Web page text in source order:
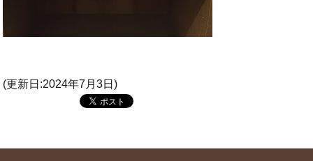
(更新日:2024年7月3日)